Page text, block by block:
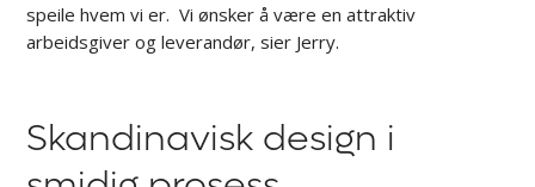
speile hvem vi er. Vi ønsker å være en attraktiv
arbeidsgiver og leverandør, sier Jerry.
Skandinavisk design i